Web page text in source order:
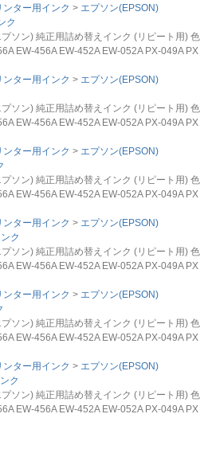
ンター用インク
エプソン(EPSON)
ク
プソン) 純正用詰め替えインク (リピート用) 色
EW-456A EW-452A EW-052A PX-049A PX
ンター用インク
エプソン(EPSON)
プソン) 純正用詰め替えインク (リピート用) 色
EW-456A EW-452A EW-052A PX-049A PX
ンター用インク
エプソン(EPSON)
プソン) 純正用詰め替えインク (リピート用) 色
EW-456A EW-452A EW-052A PX-049A PX
ンター用インク
エプソン(EPSON)
ク
プソン) 純正用詰め替えインク (リピート用) 色
EW-456A EW-452A EW-052A PX-049A PX
ンター用インク
エプソン(EPSON)
プソン) 純正用詰め替えインク (リピート用) 色
EW-456A EW-452A EW-052A PX-049A PX
ンター用インク
エプソン(EPSON)
ク
プソン) 純正用詰め替えインク (リピート用) 色
EW-456A EW-452A EW-052A PX-049A PX